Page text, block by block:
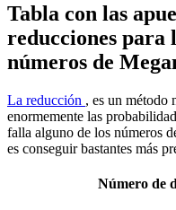
Tabla con las
reducciones para
números de
La reducción , es un método
enormemente las
falla alguno de los números
es conseguir bastantes más
Número de